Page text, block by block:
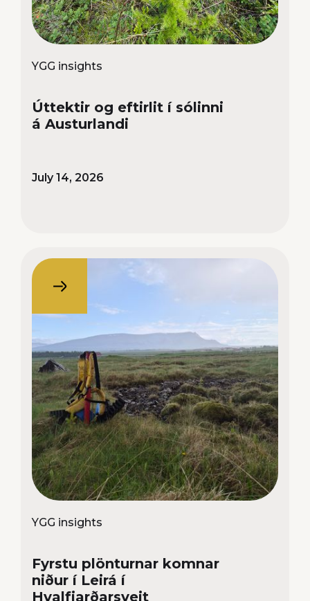
YGG insights
Úttektir og eftirlit í sólinni
á Austurlandi
July 14, 2026
YGG insights
Fyrstu plönturnar komnar
niður í Leirá í
Hvalfjarðarsveit